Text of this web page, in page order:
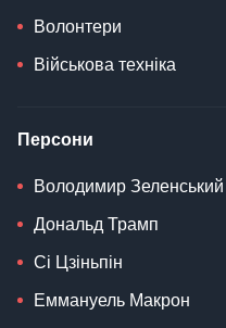
Волонтери
Військова техніка
Персони
Володимир Зеленський
Дональд Трамп
Сі Цзіньпін
Еммануель Макрон